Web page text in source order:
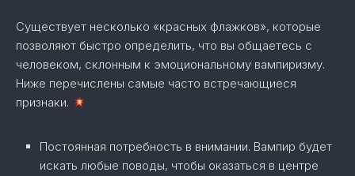
Существует несколько «красных флажков», которые
позволяют быстро определить, что вы общаетесь с
человеком, склонным к эмоциональному вампиризму.
Ниже перечислены самые часто встречающиеся
признаки.
Постоянная потребность в внимании. Вампир будет
искать любые поводы, чтобы оказаться в центре